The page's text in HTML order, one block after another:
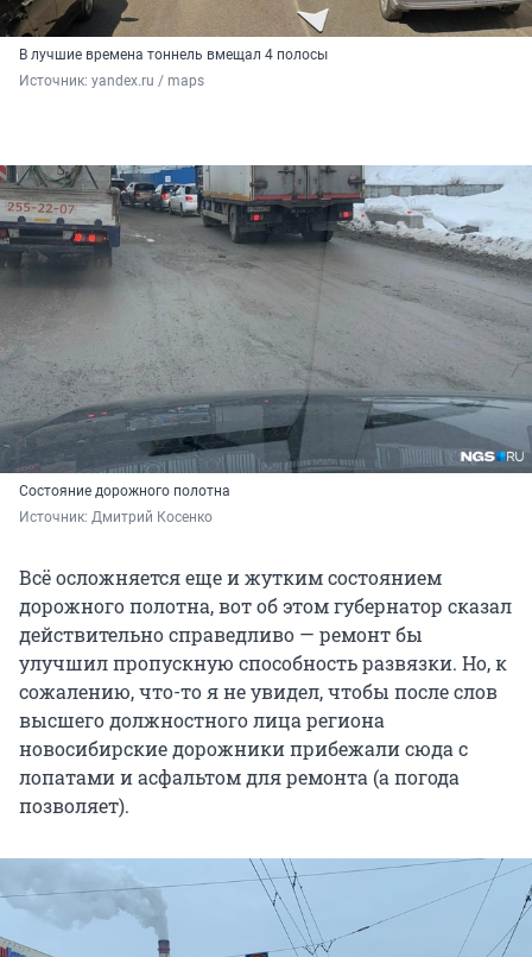
В лучшие времена тоннель вмещал 4 полосы
Источник: yandex.ru / maps
Состояние дорожного полотна
Источник: Дмитрий Косенко
Всё осложняется еще и жутким состоянием
дорожного полотна, вот об этом губернатор сказал
действительно справедливо — ремонт бы
улучшил пропускную способность развязки. Но, к
сожалению, что-то я не увидел, чтобы после слов
высшего должностного лица региона
новосибирские дорожники прибежали сюда с
лопатами и асфальтом для ремонта (а погода
позволяет).